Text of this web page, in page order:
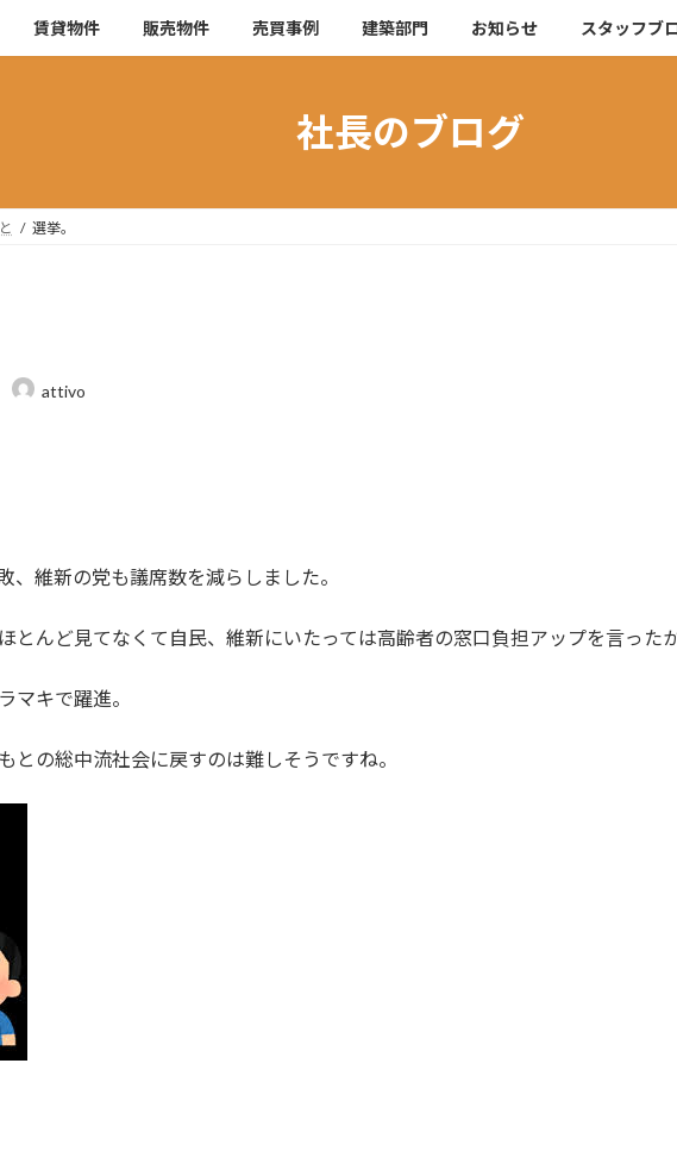
賃貸物件 販売物件 売買事例 建築部門 お知らせ スタッフブ
社長のブログ
選挙。
attivo
、維新の党も議席数を減らしました。
とんど見てなくて自民、維新にいたっては高齢者の窓口負担アップを言った
マキで躍進。
との総中流社会に戻すのは難しそうですね。